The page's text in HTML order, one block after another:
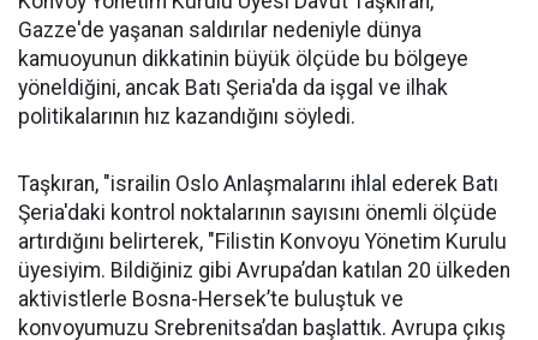
Davut Taşkıran
"Filistin'i bir bütün olarak savunuyoruz"
Konvoy Yönetim Kurulu Üyesi Davut Taşkıran,